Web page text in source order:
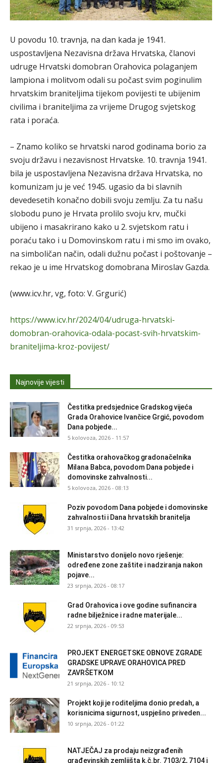
U povodu 10. travnja, na dan kada je 1941.
uspostavljena Nezavisna država Hrvatska, članovi
udruge Hrvatski domobran Orahovica polaganjem
lampiona i molitvom odali su počast svim poginulim
hrvatskim braniteljima tijekom povijesti te ubijenim
civilima i braniteljima za vrijeme Drugog svjetskog
rata i poraća.
– Znamo koliko se hrvatski narod godinama borio za
svoju državu i nezavisnost Hrvatske. 10. travnja 1941.
bila je uspostavljena Nezavisna država Hrvatska, no
komunizam ju je već 1945. ugasio da bi slavnih
devedesetih konačno dobili svoju zemlju. Za tu našu
slobodu puno je Hrvata prolilo svoju krv, mučki
ubijeno i masakrirano kako u 2. svjetskom ratu i
poraću tako i u Domovinskom ratu i mi smo im ovako,
na simboličan način, odali dužnu počast i poštovanje –
rekao je u ime Hrvatskog domobrana Miroslav Gazda.
(www.icv.hr, vg, foto: V. Grgurić)
https://www.icv.hr/2024/04/udruga-hrvatski-
domobran-orahovica-odala-pocast-svih-hrvatskim-
braniteljima-kroz-povijest/
Najnovije vijesti
Čestitka predsjednice Gradskog vijeća
Grada Orahovice Ivančice Grgić, povodom
Dana pobjede...
5 kolovoza, 2026 - 11:57
Čestitka orahovačkog gradonačelnika
Milana Babca, povodom Dana pobjede i
domovinske zahvalnosti...
5 kolovoza, 2026 - 08:13
Poziv povodom Dana pobjede i domovinske
zahvalnosti i Dana hrvatskih branitelja
31 srpnja, 2026 - 13:42
Ministarstvo donijelo novo rješenje:
određene zone zaštite i nadziranja nakon
pojave...
23 srpnja, 2026 - 08:17
Grad Orahovica i ove godine sufinancira
radne bilježnice i radne materijale...
22 srpnja, 2026 - 09:53
PROJEKT ENERGETSKE OBNOVE ZGRADE
GRADSKE UPRAVE ORAHOVICA PRED
ZAVRŠETKOM
21 srpnja, 2026 - 10:12
Projekt koji je roditeljima donio predah, a
korisnicima sigurnost, uspješno priveden...
10 srpnja, 2026 - 01:22
NATJEČAJ za prodaju neizgrađenih
građevinskih zemljišta k.č.br. 7103/2, 7104 i